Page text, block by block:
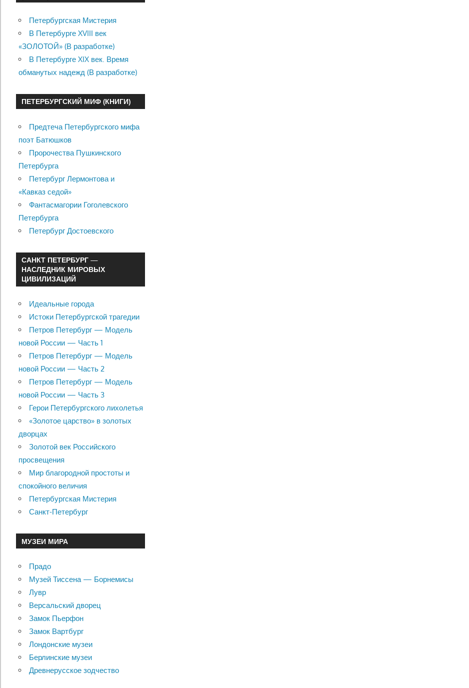
Петербургская Мистерия
В Петербурге XVIII век
«ЗОЛОТОЙ» (В разработке)
В Петербурге XIX век. Время
обманутых надежд (В разработке)
ПЕТЕРБУРГСКИЙ МИФ (КНИГИ)
Предтеча Петербургского мифа
поэт Батюшков
Пророчества Пушкинского
Петербурга
Петербург Лермонтова и
«Кавказ седой»
Фантасмагории Гоголевского
Петербурга
Петербург Достоевского
САНКТ ПЕТЕРБУРГ —
НАСЛЕДНИК МИРОВЫХ
ЦИВИЛИЗАЦИЙ
Идеальные города
Истоки Петербургской трагедии
Петров Петербург — Модель
новой России — Часть 1
Петров Петербург — Модель
новой России — Часть 2
Петров Петербург — Модель
новой России — Часть 3
Герои Петербургского лихолетья
«Золотое царство» в золотых
дворцах
Золотой век Российского
просвещения
Мир благородной простоты и
спокойного величия
Петербургская Мистерия
Санкт-Петербург
МУЗЕИ МИРА
Прадо
Музей Тиссена — Борнемисы
Лувр
Версальский дворец
Замок Пьерфон
Замок Вартбург
Лондонские музеи
Берлинские музеи
Древнерусское зодчество